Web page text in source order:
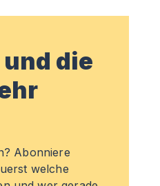
die
Abonniere
welche